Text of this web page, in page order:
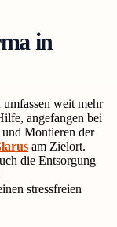
in
weit mehr
angefangen bei
und Montieren der
am Zielort.
die Entsorgung
stressfreien